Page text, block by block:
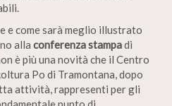
e come sarà meglio illustrato
alla conferenza stampadi
è più una novità che il Centro
Po di Tramontana, dopo
attività, rappresenti per gli